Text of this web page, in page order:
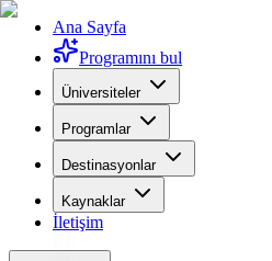
Ana Sayfa
Programını bul
Üniversiteler
Programlar
Destinasyonlar
Kaynaklar
İletişim